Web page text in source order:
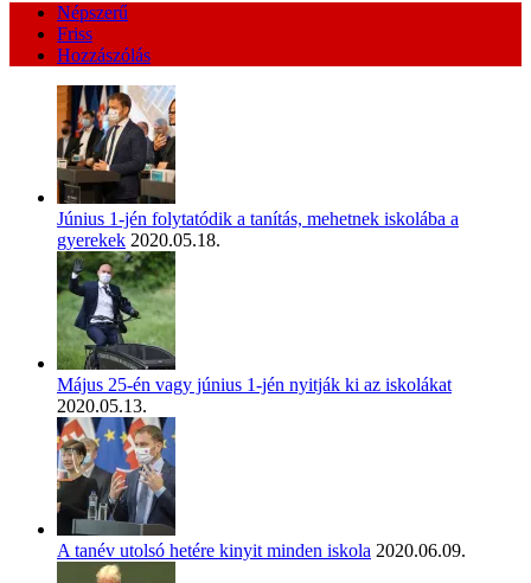
Népszerű
Friss
Hozzászólás
Június 1-jén folytatódik a tanítás, mehetnek iskolába a
gyerekek 2020.05.18.
Május 25-én vagy június 1-jén nyitják ki az iskolákat
2020.05.13.
A tanév utolsó hetére kinyit minden iskola 2020.06.09.